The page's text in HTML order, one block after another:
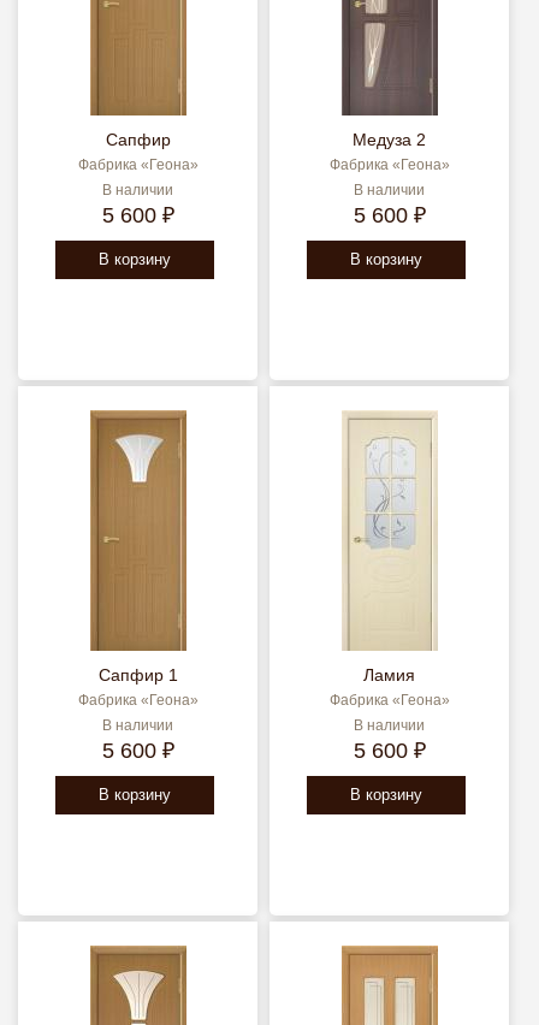
Сапфир
Фабрика «Геона»
В наличии
5 600 ₽
В корзину
Медуза 2
Фабрика «Геона»
В наличии
5 600 ₽
В корзину
Сапфир 1
Фабрика «Геона»
В наличии
5 600 ₽
В корзину
Ламия
Фабрика «Геона»
В наличии
5 600 ₽
В корзину